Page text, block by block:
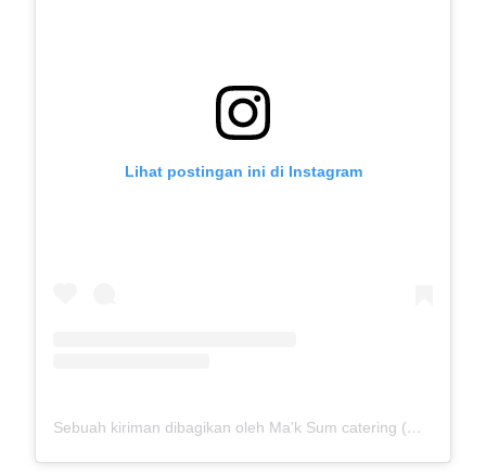
Lihat postingan ini di Instagram
Sebuah kiriman dibagikan oleh Ma'k Sum catering (@mak_sumcatering)